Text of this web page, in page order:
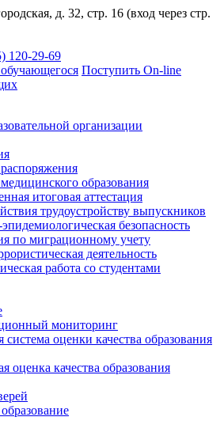
д. 32, стр. 16 (вход через стр.
120-29-69
Поступить On-line
организации
образования
итоговая аттестация
трудоустройству выпускников
безопасность
по миграционному учету
деятельность
работа со студентами
мониторинг
система оценки качества образования
оценка качества образования